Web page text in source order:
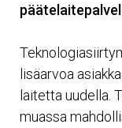
lisäarvoa
laitetta uudella.
muassa